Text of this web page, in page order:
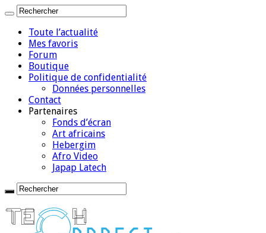
Toute l’actualité
Mes favoris
Forum
Boutique
Politique de confidentialité
Données personnelles
Contact
Partenaires
Fonds d’écran
Art africains
Hebergim
Afro Video
Japap Latech